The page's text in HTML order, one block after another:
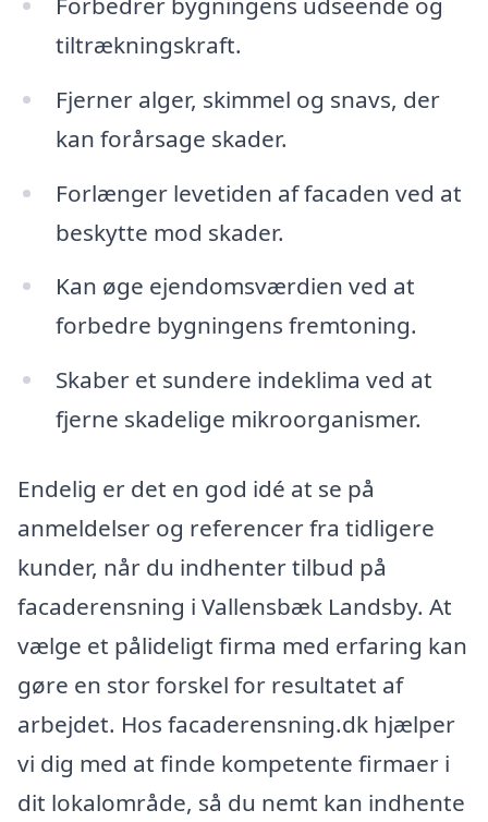
tiltrækningskraft.
Fjerner alger, skimmel og snavs, der
kan forårsage skader.
Forlænger levetiden af facaden ved at
beskytte mod skader.
Kan øge ejendomsværdien ved at
forbedre bygningens fremtoning.
Skaber et sundere indeklima ved at
fjerne skadelige mikroorganismer.
Endelig er det en god idé at se på
anmeldelser og referencer fra tidligere
kunder, når du indhenter tilbud på
facaderensning i Vallensbæk Landsby. At
vælge et pålideligt firma med erfaring kan
gøre en stor forskel for resultatet af
arbejdet. Hos facaderensning.dk hjælper
vi dig med at finde kompetente firmaer i
dit lokalområde, så du nemt kan indhente